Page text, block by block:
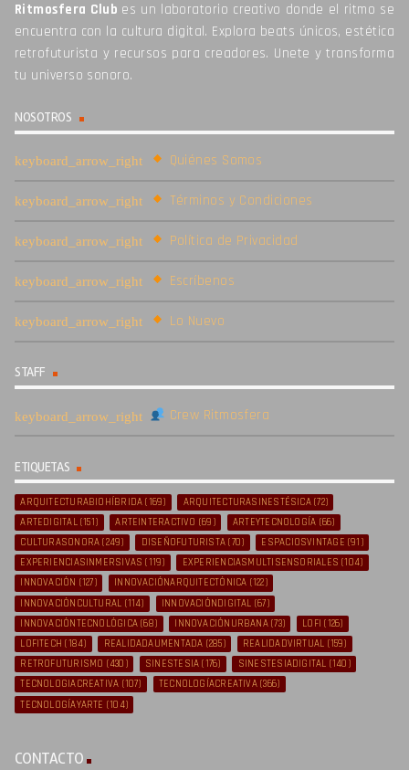
Ritmosfera Club es un laboratorio creativo donde el ritmo se
encuentra con la cultura digital. Explora beats únicos, estética
retrofuturista y recursos para creadores. Unete y transforma
tu universo sonoro.
NOSOTROS
Quiénes Somos
Términos y Condiciones
Política de Privacidad
Escríbenos
Lo Nuevo
STAFF
Crew Ritmosfera
ETIQUETAS
ARQUITECTURABIOHÍBRIDA (169) ARQUITECTURASINESTÉSICA(72)
ARTEDIGITAL(151) ARTEINTERACTIVO (69) ARTEYTECNOLOGÍA (66)
CULTURASONORA (249) DISEÑOFUTURISTA (70) ESPACIOSVINTAGE (91)
EXPERIENCIASINMERSIVAS (119) EXPERIENCIASMULTISENSORIALES (104)
INNOVACIÓN (127) INNOVACIÓNARQUITECTÓNICA (122)
INNOVACIÓNCULTURAL (114) INNOVACIÓNDIGITAL (67)
INNOVACIÓNTECNOLÓGICA (68) INNOVACIÓNURBANA(73) LOFI (126)
LOFITECH (184) REALIDADAUMENTADA (285) REALIDADVIRTUAL (159)
RETROFUTURISMO (430) SINESTESIA (176) SINESTESIADIGITAL (140)
TECNOLOGIACREATIVA (107) TECNOLOGÍACREATIVA(366)
TECNOLOGÍAYARTE (104)
CONTACTO